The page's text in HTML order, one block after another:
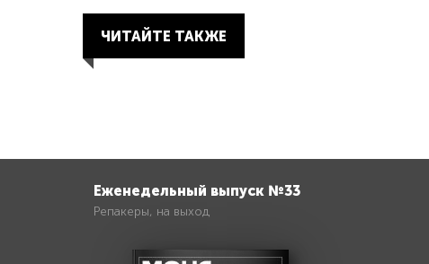
ЧИТАЙТЕ ТАКЖЕ
Еженедельный выпуск №33
Репакеры, на выход